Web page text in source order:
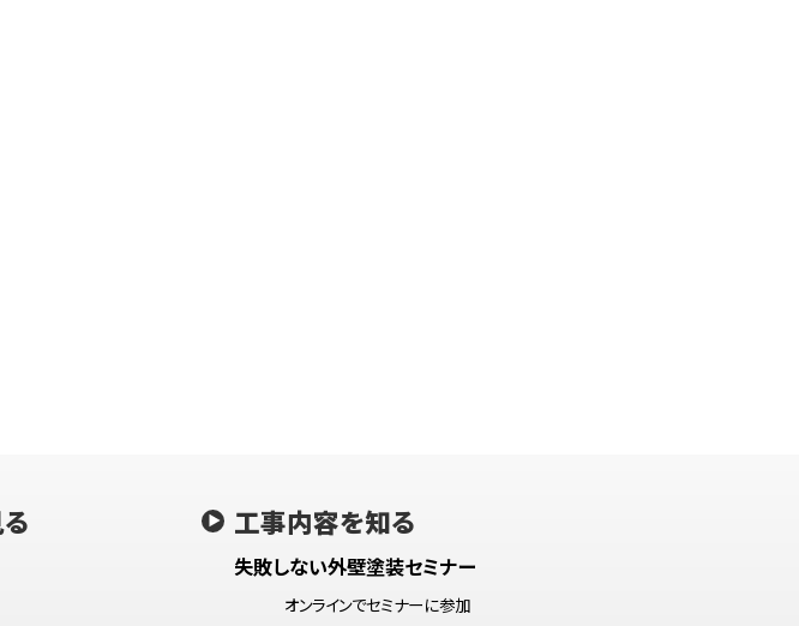
工事内容を知る
失敗しない外壁塗装セミナー
オンラインでセミナーに参加